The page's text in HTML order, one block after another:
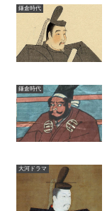
鎌倉時代
鎌倉時代
大河ドラマ